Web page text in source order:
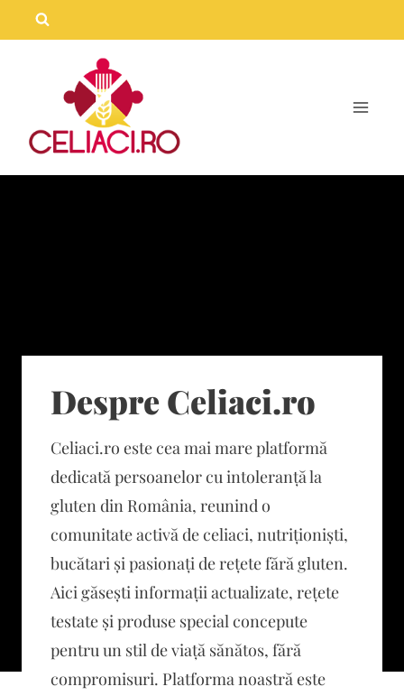
to
Despre Celiaci.ro
Celiaci.ro este cea mai mare platformă
dedicată persoanelor cu intoleranță la
gluten din România, reunind o
comunitate activă de celiaci, nutriționiști,
bucătari și pasionați de rețete fără gluten.
Aici găsești informații actualizate, rețete
testate și produse special concepute
pentru un stil de viață sănătos, fără
compromisuri. Platforma noastră este